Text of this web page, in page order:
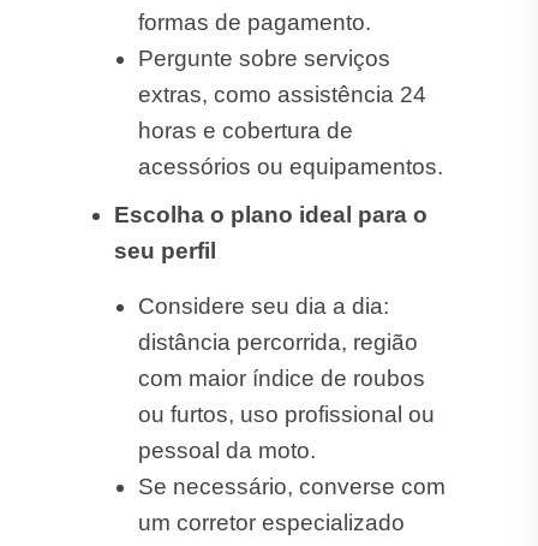
formas de pagamento.
Pergunte sobre serviços
extras, como assistência 24
horas e cobertura de
acessórios ou equipamentos.
Escolha o plano ideal para o
seu perfil
Considere seu dia a dia:
distância percorrida, região
com maior índice de roubos
ou furtos, uso profissional ou
pessoal da moto.
Se necessário, converse com
um corretor especializado